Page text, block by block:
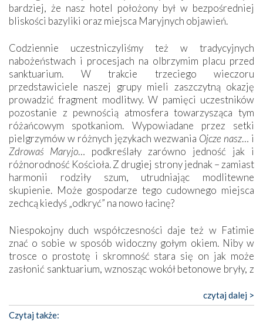
bardziej, że nasz hotel położony był w bezpośredniej
bliskości bazyliki oraz miejsca Maryjnych objawień.
Codziennie uczestniczyliśmy też w tradycyjnych
nabożeństwach i procesjach na olbrzymim placu przed
sanktuarium. W trakcie trzeciego wieczoru
przedstawiciele naszej grupy mieli zaszczytną okazję
prowadzić fragment modlitwy. W pamięci uczestników
pozostanie z pewnością atmosfera towarzysząca tym
różańcowym spotkaniom. Wypowiadane przez setki
pielgrzymów w różnych językach wezwania Ojcze nasz… i
Zdrowaś Maryjo… podkreślały zarówno jedność jak i
różnorodność Kościoła. Z drugiej strony jednak – zamiast
harmonii rodziły szum, utrudniając modlitewne
skupienie. Może gospodarze tego cudownego miejsca
zechcą kiedyś „odkryć” na nowo łacinę?
Niespokojny duch współczesności daje też w Fatimie
znać o sobie w sposób widoczny gołym okiem. Niby w
trosce o prostotę i skromność stara się on jak może
zasłonić sanktuarium, wznosząc wokół betonowe bryły, z
katolickiego kultu. Tylko co wspólnego z żywą,
autentyczną wiarą mogą mieć płaskie, szare bunkry albo
kaplice, w których Tabernakulum przypomina bardziej
czytaj dalej >
Czytaj także: